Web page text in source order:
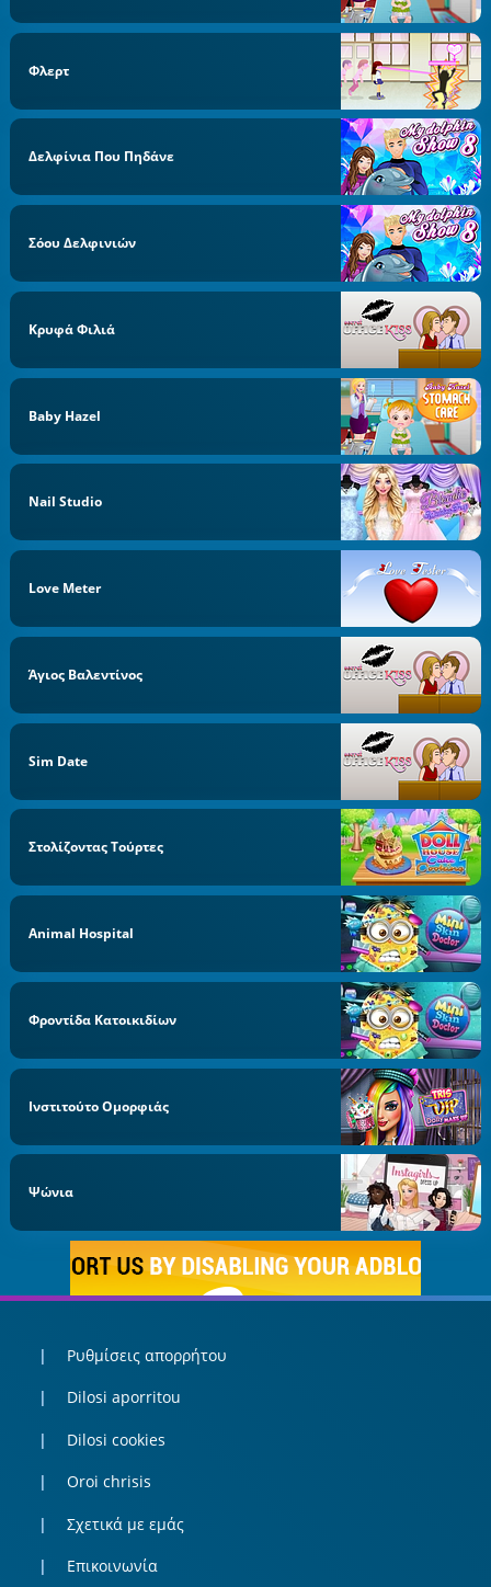
Φλερτ
Δελφίνια Που Πηδάνε
Σόου Δελφινιών
Κρυφά Φιλιά
Baby Hazel
Nail Studio
Love Meter
Άγιος Βαλεντίνος
Sim Date
Στολίζοντας Τούρτες
Animal Hospital
Φροντίδα Κατοικιδίων
Ινστιτούτο Ομορφιάς
Ψώνια
Ρυθμίσεις απορρήτου
Dilosi aporritou
Dilosi cookies
Oroi chrisis
Σχετικά με εμάς
Επικοινωνία